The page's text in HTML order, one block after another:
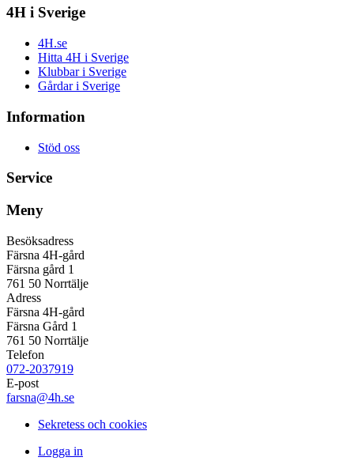
4H i Sverige
4H.se
Hitta 4H i Sverige
Klubbar i Sverige
Gårdar i Sverige
Information
Stöd oss
Service
Meny
Besöksadress
Färsna 4H-gård
Färsna gård 1
761 50 Norrtälje
Adress
Färsna 4H-gård
Färsna Gård 1
761 50 Norrtälje
Telefon
072-2037919
E-post
farsna@4h.se
Sekretess och cookies
Logga in